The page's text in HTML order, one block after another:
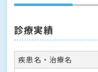
診療実績
疾患名・治療名